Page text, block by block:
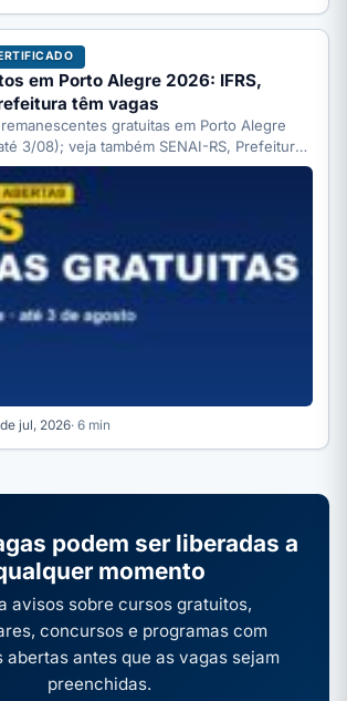
em Porto Alegre 2026: IFRS,
têm vagas
gratuitas em Porto Alegre
3/08); veja também SENAI-RS, Prefeitura
jul, 2026· 6 min
podem ser liberadas a
momento
avisos sobre cursos gratuitos,
concursos e programas com
abertas antes que as vagas sejam
preenchidas.